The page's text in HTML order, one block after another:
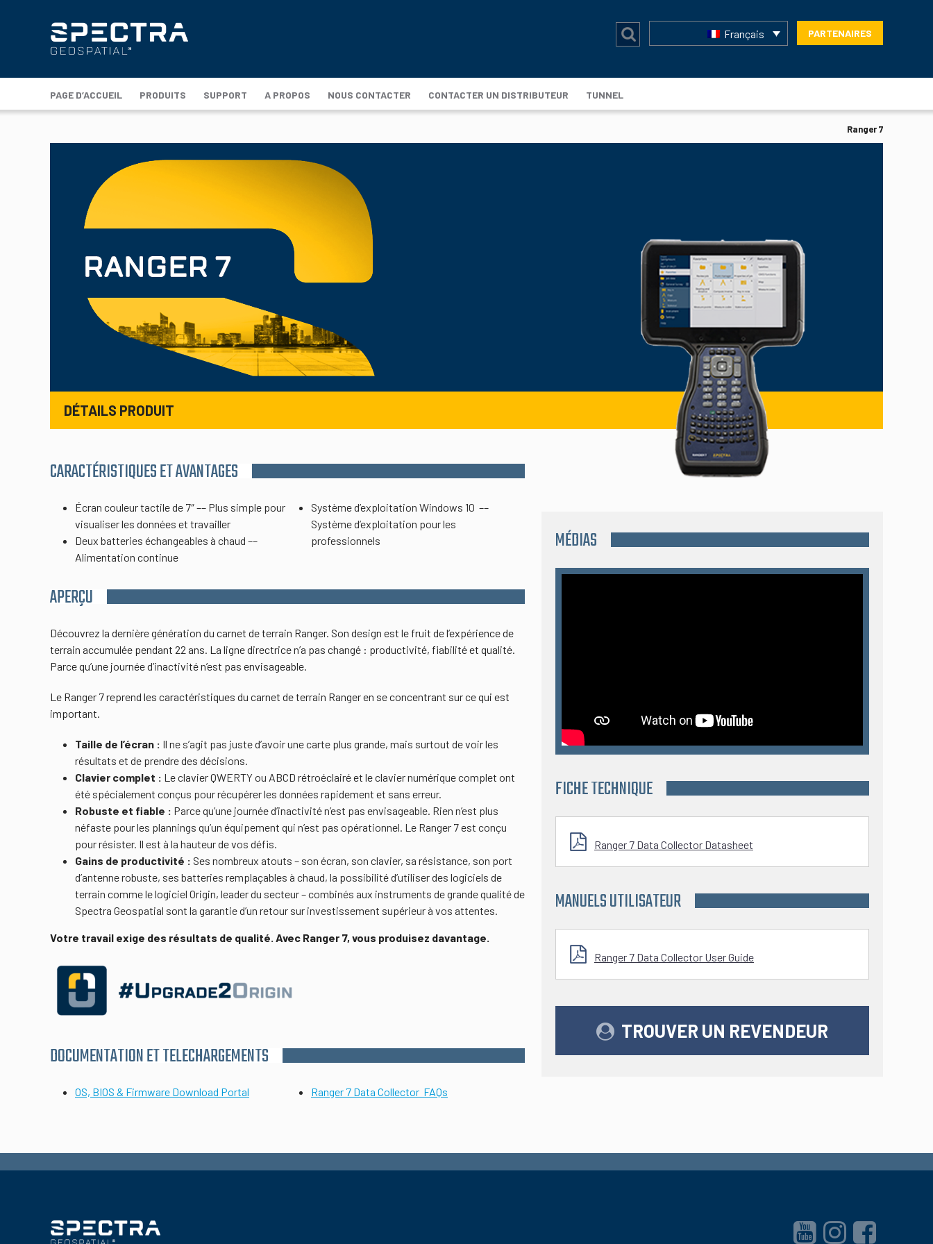
Français PARTENAIRES
PAGE D’ACCUEIL PRODUITS SUPPORT A PROPOS NOUS CONTACTER CONTACTER UN DISTRIBUTEUR TUNNEL
Ranger 7
DÉTAILS PRODUIT
CARACTÉRISTIQUES ET AVANTAGES
Écran couleur tactile de 7″ –– Plus simple pour
visualiser les données et travailler
Deux batteries échangeables à chaud ––
Alimentation continue
Système d’exploitation Windows 10 ––
Système d’exploitation pour les
professionnels
APERÇU
Découvrez la dernière génération du carnet de terrain Ranger. Son design est le fruit de l’expérience de
terrain accumulée pendant 22 ans. La ligne directrice n’a pas changé : productivité, fiabilité et qualité.
Parce qu’une journée d’inactivité n’est pas envisageable.
Le Ranger 7 reprend les caractéristiques du carnet de terrain Ranger en se concentrant sur ce qui est
important.
Taille de l’écran : Il ne s’agit pas juste d’avoir une carte plus grande, mais surtout de voir les
résultats et de prendre des décisions.
Clavier complet : Le clavier QWERTY ou ABCD rétroéclairé et le clavier numérique complet ont
été spécialement conçus pour récupérer les données rapidement et sans erreur.
Robuste et fiable : Parce qu’une journée d’inactivité n’est pas envisageable. Rien n’est plus
néfaste pour les plannings qu’un équipement qui n’est pas opérationnel. Le Ranger 7 est conçu
pour résister. Il est à la hauteur de vos défis.
Gains de productivité : Ses nombreux atouts – son écran, son clavier, sa résistance, son port
d’antenne robuste, ses batteries remplaçables à chaud, la possibilité d’utiliser des logiciels de
terrain comme le logiciel Origin, leader du secteur – combinés aux instruments de grande qualité de
Spectra Geospatial sont la garantie d’un retour sur investissement supérieur à vos attentes.
Votre travail exige des résultats de qualité. Avec Ranger 7, vous produisez davantage.
DOCUMENTATION ET TELECHARGEMENTS
OS, BIOS & Firmware Download Portal Ranger 7 Data Collector FAQs
MÉDIAS
FICHE TECHNIQUE
Ranger 7 Data Collector Datasheet
MANUELS UTILISATEUR
Ranger 7 Data Collector User Guide
TROUVER UN REVENDEUR